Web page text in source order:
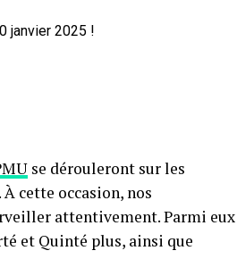
se dérouleront sur les
cette occasion, nos
attentivement. Parmi eux
et Quinté plus, ainsi que